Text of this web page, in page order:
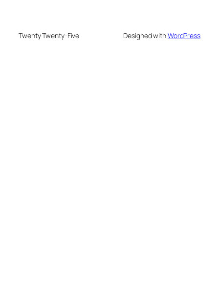
Twenty Twenty-Five Designed withWordPress